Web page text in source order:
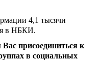
4,1 тысячи
в НБКИ.
присоединиться к
в социальных